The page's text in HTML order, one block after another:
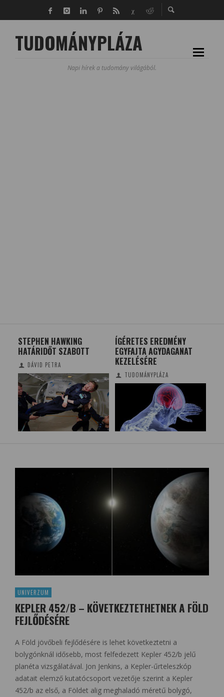
TUDOMÁNYPLÁZA
Napi hírek a tudomány világából.
STEPHEN HAWKING
HATÁRIDŐT SZABOTT
DÁVID PETRA
ÍGÉRETES EREDMÉNY
EGYFAJTA AGYDAGANAT
KEZELÉSÉRE
TUDOMÁNYPLÁZA
UNIVERZUM
KEPLER 452/B – KÖVETKEZTETHETNEK A FÖLD
FEJLŐDÉSÉRE
A Föld jövőbeli fejlődésére is lehet következtetni a
bolygónknál idősebb, most felfedezett Kepler 452/b jelű
planéta vizsgálatával. Jon Jenkins, a Kepler-űrteleszkóp
adatait elemző kutatócsoport vezetője szerint a Kepler
452/b az első, a Földet alig meghaladó méretű bolygó,